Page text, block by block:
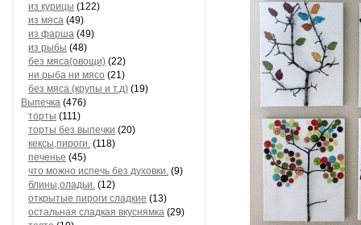
из курицы (122)
из мяса (49)
из фарша (49)
из рыбы (48)
без мяса(овощи) (22)
ни рыба ни мясо (21)
без мяса (крупы и т.д) (19)
Выпечка (476)
торты (111)
торты без выпечки (20)
кексы,пироги. (118)
печенье (45)
что можно испечь без духовки. (9)
блины,оладьи. (12)
открытые пироги сладкие (13)
остальная сладкая вкуснямка (29)